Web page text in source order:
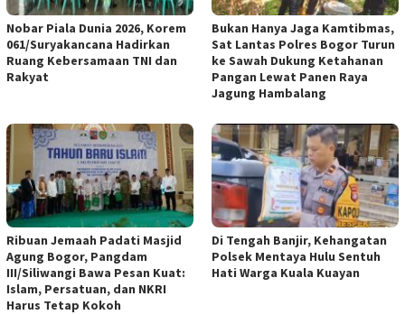
Nobar Piala Dunia 2026, Korem
061/Suryakancana Hadirkan
Ruang Kebersamaan TNI dan
Rakyat
Bukan Hanya Jaga Kamtibmas,
Sat Lantas Polres Bogor Turun
ke Sawah Dukung Ketahanan
Pangan Lewat Panen Raya
Jagung Hambalang
Ribuan Jemaah Padati Masjid
Agung Bogor, Pangdam
III/Siliwangi Bawa Pesan Kuat:
Islam, Persatuan, dan NKRI
Harus Tetap Kokoh
Di Tengah Banjir, Kehangatan
Polsek Mentaya Hulu Sentuh
Hati Warga Kuala Kuayan